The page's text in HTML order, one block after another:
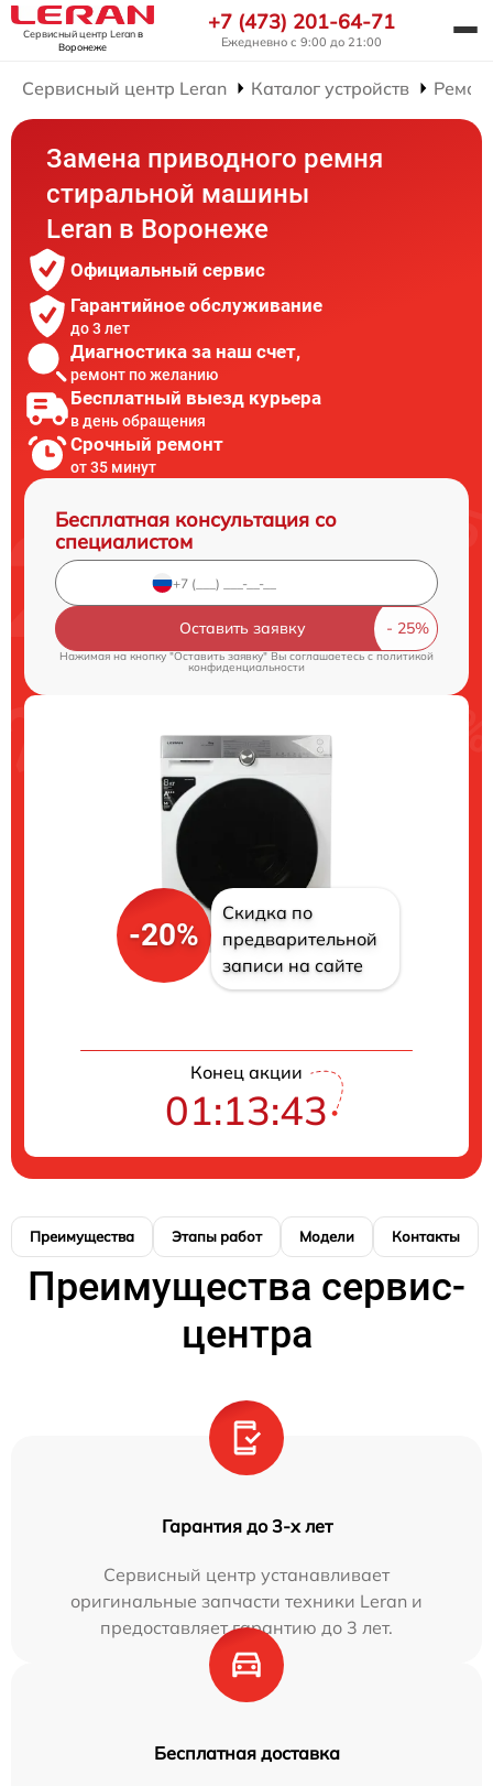
Сервисный центр Leranв
Воронеже
+7 (473) 201-64-71
Ежедневно с 9:00 до 21:00
Сервисный центр Leran Каталог устройств
Замена приводного ремня
стиральной машины
Leran в Воронеже
Официальный сервис
Гарантийное обслуживание
до 3 лет
Диагностика за наш счет,
ремонт по желанию
Бесплатный выезд курьера
в день обращения
Срочный ремонт
от 35 минут
Бесплатная консультация со
специалистом
Оставить заявку
Нажимая на кнопку "Оставить заявку" Вы соглашаетесь c политикой
конфиденциальности
-20%
Скидка по
предварительной
записи на сайте
Конец акции
01:13:42
Преимущества Этапы работ Модели Контакты
Преимущества сервис-
центра
Гарантия до 3-х лет
Сервисный центр устанавливает
оригинальные запчасти техники Leran и
предоставляет гарантию до 3 лет.
Бесплатная доставка